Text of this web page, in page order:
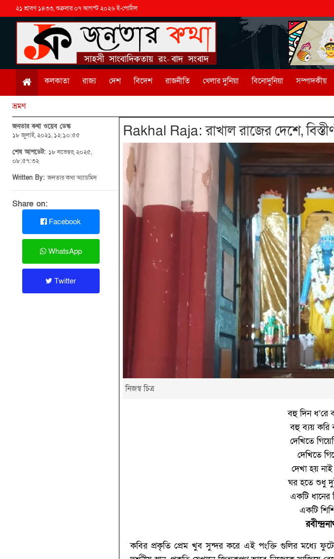
২১ শ্রাবণ ১৪৩৩, শুক্রবার ০৭ আগস্ট ২০২৬ ই-পোর্টাল
কলকাতা রাজ্য দেশ বিদেশ রাজনীতি খেলার দুনিয়া বিনোদুনিয়া সম্পাদকীয়
ভ্রমণ
জনতার কথা ওয়েব ডেস্ক
১৮ জুলাই, ২০২১, ১২:১০:৫৫
শেষ আপডেট: ১৮ নভেম্বর, ২০২৫,
০৮:৫৭:৩২
Written By:জনতার কথা অ্যাডমিন
Share on:
Facebook
WhatsApp
Twitter
Rakhal Raja: রাখাল রাজের দেশে,
নিজস্ব চিত্র
বহু দিন ধ’রে
বহু ব্যয় করি
দেখিতে
দেখিতে
দেখা হয়
ঘর হতে শুধু
একটি ধানের
একটি
কবির প্রকৃতি প্রেম খুব সুন্দর করে এই পংক্তি গুলির মধ্যে